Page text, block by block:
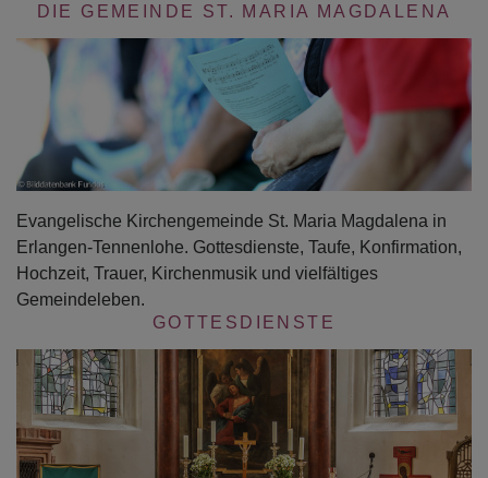
DIE GEMEINDE ST. MARIA MAGDALENA
Evangelische Kirchengemeinde St. Maria Magdalena in
Erlangen-Tennenlohe. Gottesdienste, Taufe, Konfirmation,
Hochzeit, Trauer, Kirchenmusik und vielfältiges
Gemeindeleben.
GOTTESDIENSTE